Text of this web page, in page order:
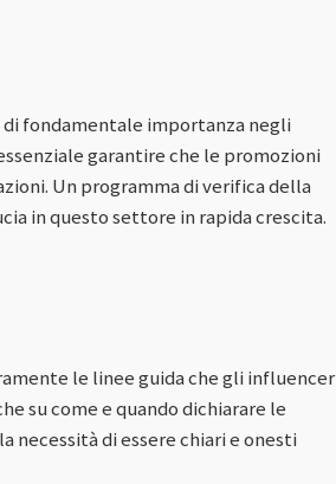
fondamentale importanza negli
garantire che le promozioni
Un programma di verifica della
in questo settore in rapida crescita.
le linee guida che gli influencer
su come e quando dichiarare le
necessità di essere chiari e onesti